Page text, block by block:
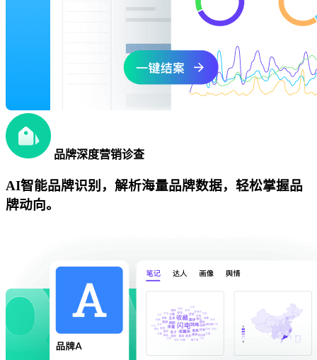
品牌深度营销诊查
AI智能品牌识别，解析海量品牌数据，轻松掌握品
牌动向。